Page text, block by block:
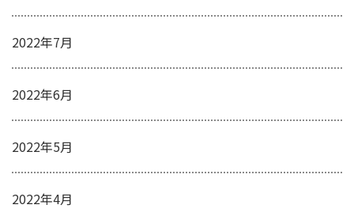
2022年7月
2022年6月
2022年5月
2022年4月